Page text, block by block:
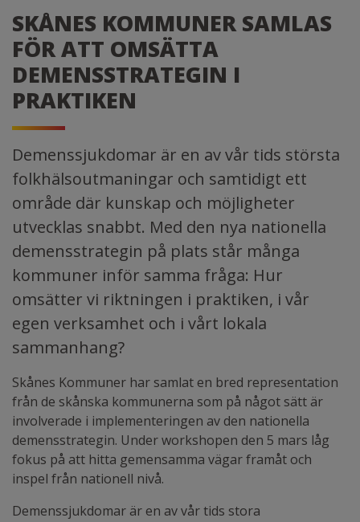
SKÅNES KOMMUNER SAMLAS
FÖR ATT OMSÄTTA
DEMENSSTRATEGIN I
PRAKTIKEN
Demenssjukdomar är en av vår tids största
folkhälsoutmaningar och samtidigt ett
område där kunskap och möjligheter
utvecklas snabbt. Med den nya nationella
demensstrategin på plats står många
kommuner inför samma fråga: Hur
omsätter vi riktningen i praktiken, i vår
egen verksamhet och i vårt lokala
sammanhang?
Skånes Kommuner har samlat en bred representation
från de skånska kommunerna som på något sätt är
involverade i implementeringen av den nationella
demensstrategin. Under workshopen den 5 mars låg
fokus på att hitta gemensamma vägar framåt och
inspel från nationell nivå.
Demenssjukdomar är en av vår tids stora